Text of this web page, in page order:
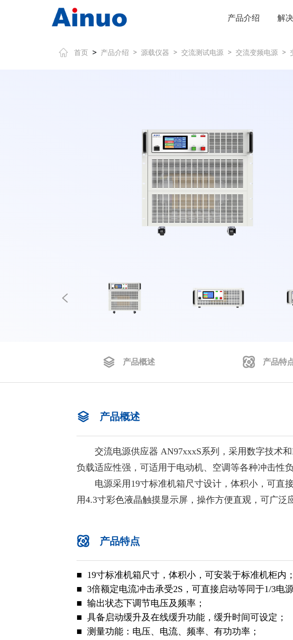
产品介绍 解
首页 > 产品介绍 > 源载仪器 > 交流测试电源 > 交流变频电源 >
产品概述 产品特
产品概述
交流电源供应器 AN97xxxS系列，采用数字技术和
负载适应性强，可适用于电动机、空调等各种冲击性
电源采用19寸标准机箱尺寸设计，体积小，可直
用4.3寸彩色液晶触摸显示屏，操作方便直观，可广
产品特点
■ 19寸标准机箱尺寸，体积小，可安装于标准机柜内；
■ 3倍额定电流冲击承受2S，可直接启动等同于1/3电
■ 输出状态下调节电压及频率；
■ 具备启动缓升及在线缓升功能，缓升时间可设定；
■ 测量功能：电压、电流、频率、有功功率；